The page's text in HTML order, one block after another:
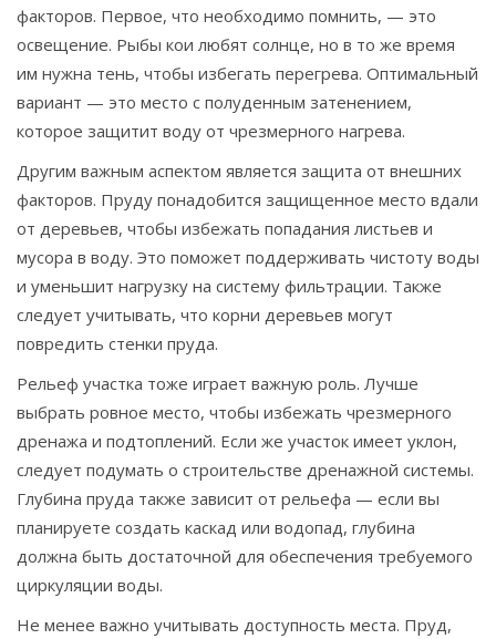
факторов. Первое, что необходимо помнить, — это
освещение. Рыбы кои любят солнце, но в то же время
им нужна тень, чтобы избегать перегрева. Оптимальный
вариант — это место с полуденным затенением,
которое защитит воду от чрезмерного нагрева.
Другим важным аспектом является защита от внешних
факторов. Пруду понадобится защищенное место вдали
от деревьев, чтобы избежать попадания листьев и
мусора в воду. Это поможет поддерживать чистоту воды
и уменьшит нагрузку на систему фильтрации. Также
следует учитывать, что корни деревьев могут
повредить стенки пруда.
Рельеф участка тоже играет важную роль. Лучше
выбрать ровное место, чтобы избежать чрезмерного
дренажа и подтоплений. Если же участок имеет уклон,
следует подумать о строительстве дренажной системы.
Глубина пруда также зависит от рельефа — если вы
планируете создать каскад или водопад, глубина
должна быть достаточной для обеспечения требуемого
циркуляции воды.
Не менее важно учитывать доступность места. Пруд,